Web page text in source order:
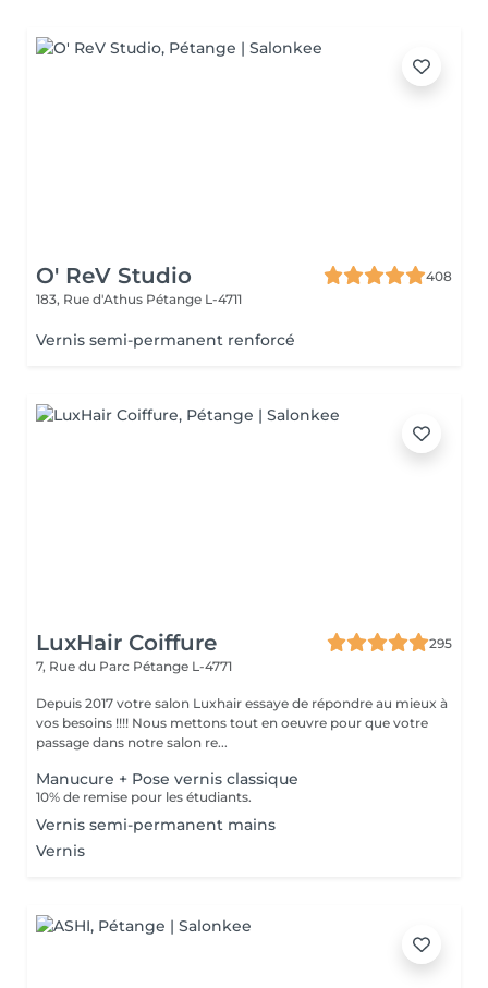
O' ReV Studio
408
183, Rue d'Athus Pétange L-4711
Vernis semi-permanent renforcé
LuxHair Coiffure
295
7, Rue du Parc Pétange L-4771
Depuis 2017 votre salon Luxhair essaye de répondre au mieux à
vos besoins !!!! Nous mettons tout en oeuvre pour que votre
passage dans notre salon re...
Manucure + Pose vernis classique
10% de remise pour les étudiants.
Vernis semi-permanent mains
Vernis